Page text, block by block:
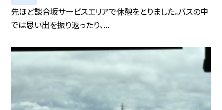
先ほど談合坂サービスエリアで休憩をとりました。バスの中
では思い出を振り返ったり、...